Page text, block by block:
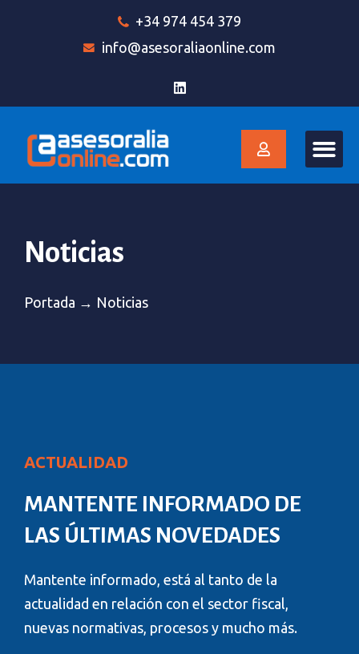
+34 974 454 379
info@asesoraliaonline.com
Noticias
Portada → Noticias
ACTUALIDAD
MANTENTE INFORMADO DE
LAS ÚLTIMAS NOVEDADES
Mantente informado, está al tanto de la
actualidad en relación con el sector fiscal,
nuevas normativas, procesos y mucho más.